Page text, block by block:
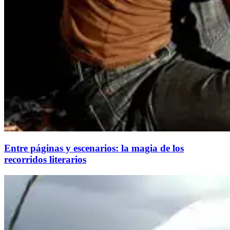
Entre páginas y escenarios: la magia de los
recorridos literarios